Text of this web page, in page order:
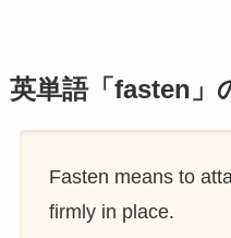
英単語「fasten」
Fasten means to
firmly in place.